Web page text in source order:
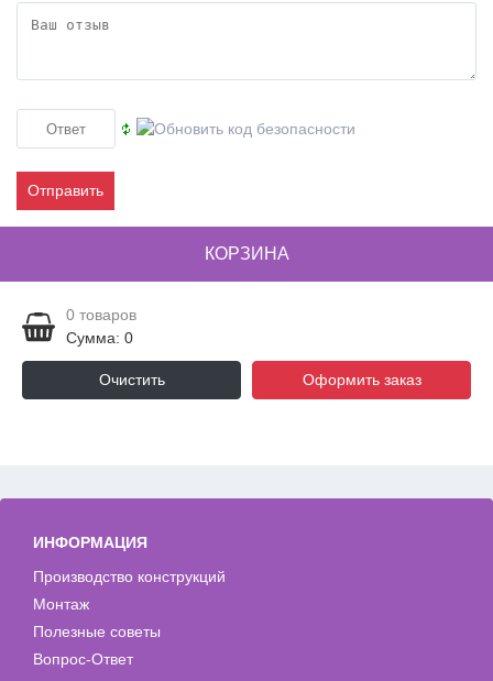
Отправить
КОРЗИНА
0 товаров
Сумма: 0
Очистить Оформить заказ
ИНФОРМАЦИЯ
Производство конструкций
Монтаж
Полезные советы
Вопрос-Ответ